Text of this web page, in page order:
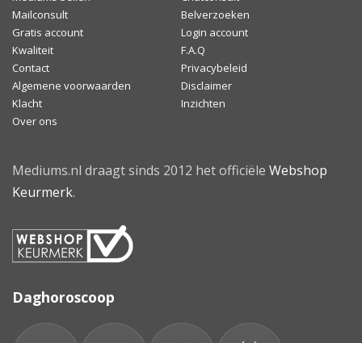
Mailconsult
Belverzoeken
Gratis account
Login account
Kwaliteit
F.A.Q
Contact
Privacybeleid
Algemene voorwaarden
Disclaimer
Klacht
Inzichten
Over ons
Mediums.nl draagt sinds 2012 het officiële Webshop
Keurmerk.
Daghoroscoop